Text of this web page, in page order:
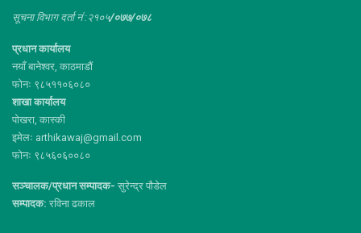
सूचना विभाग दर्ता नं :२१०५/०७७/०७८
प्रधान कार्यालय
नयाँ बानेश्वर, काठमाडौं
फोनः ९८५११०६०८०
शाखा कार्यालय
पोखरा, कास्की
इमेलः arthikawaj@gmail.com
फोनः ९८५६०६००८०
सञ्चालक/प्रधान सम्पादक- सुरेन्द्र पौडेल
सम्पादक: रविना ढकाल